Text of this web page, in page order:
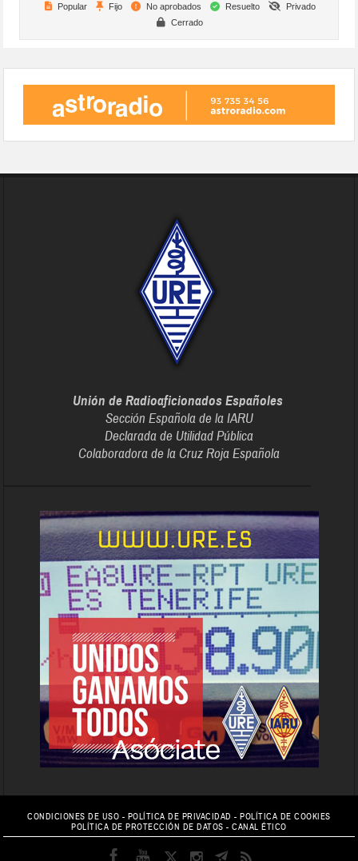
Popular
Fijo No aprobados Resuelto
Privado
Cerrado
Unión de Radioaficionados Españoles
Sección Española de la IARU
Declarada de Utilidad Pública
Colaboradora de la Cruz Roja Española
CONDICIONES DE USO - POLÍTICA DE PRIVACIDAD -POLÍTICA DE COOKIES
POLÍTICA DE PROTECCIÓN DE DATOS -CANAL ÉTICO